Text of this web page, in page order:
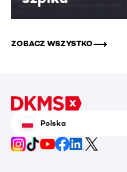
ZOBACZ WSZYSTKO
Polska